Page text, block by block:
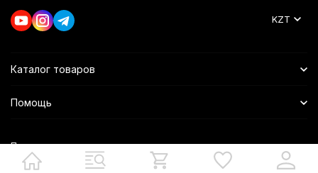
KZT
Каталог товаров
Помощь
Политика персональных данных